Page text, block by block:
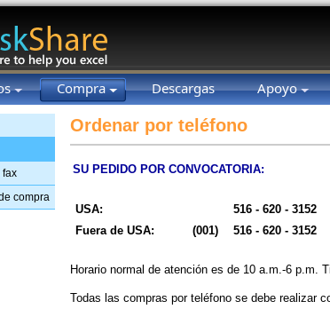
Compra Descargas Apoyo
fax
compra
Ordenar por teléfono
SU PEDIDO POR CONVOCATORIA:
USA:
516 - 620 - 3152
Fuera de USA:
(001) 516 - 620 - 3152
Horario normal de atención es de 10 a.m.-6 p.m.
Todas las compras por teléfono se debe realizar